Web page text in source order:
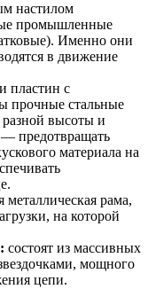
настилом
промышленные
Именно они
в движение
пластин с
прочные стальные
высоты и
— предотвращать
материала на
рама,
на которой
состоят из массивных
мощного
цепи.